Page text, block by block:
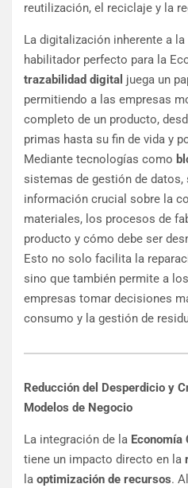
reutilización, el reciclaje y la
La digitalización inherente a la
habilitador perfecto para la
trazabilidad digital juega un
permitiendo a las empresas
completo de un producto,
primas hasta su fin de vida y
Mediante tecnologías como
sistemas de gestión de datos,
información crucial sobre la
materiales, los procesos de
producto y cómo debe ser
Esto no solo facilita la
sino que también permite a
empresas tomar decisiones
consumo y la gestión de
Reducción del Desperdicio y
Modelos de Negocio
La integración de la Economía
tiene un impacto directo en la
la optimización de recursos.